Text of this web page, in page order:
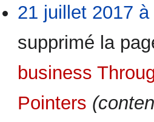
21 juillet 2017 à
supprimé la
business
Pointers